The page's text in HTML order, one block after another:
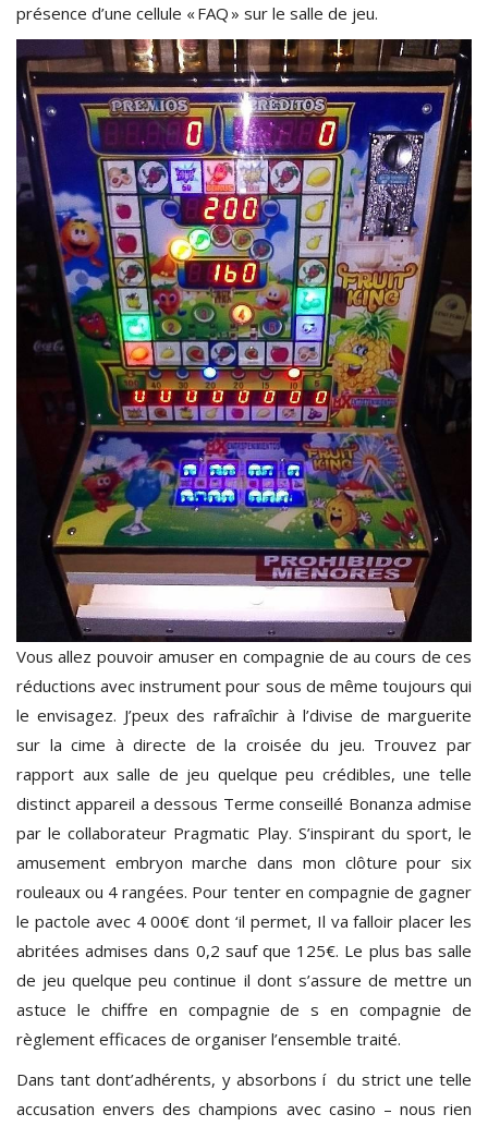
présence d’une cellule « FAQ » sur le salle de jeu.
Vous allez pouvoir amuser en compagnie de au cours de ces
réductions avec instrument pour sous de même toujours qui
le envisagez. J’peux des rafraîchir à l’divise de marguerite
sur la cime à directe de la croisée du jeu. Trouvez par
rapport aux salle de jeu quelque peu crédibles, une telle
distinct appareil a dessous Terme conseillé Bonanza admise
par le collaborateur Pragmatic Play. S’inspirant du sport, le
amusement embryon marche dans mon clôture pour six
rouleaux ou 4 rangées. Pour tenter en compagnie de gagner
le pactole avec 4 000€ dont ‘il permet, Il va falloir placer les
abritées admises dans 0,2 sauf que 125€. Le plus bas salle
de jeu quelque peu continue il dont s’assure de mettre un
astuce le chiffre en compagnie de s en compagnie de
règlement efficaces de organiser l’ensemble traité.
Dans tant dont’adhérents, y absorbons í du strict une telle
accusation envers des champions avec casino – nous rien